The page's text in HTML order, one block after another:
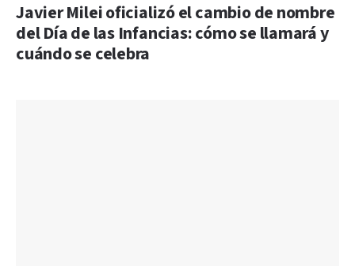
Javier Milei oficializó el cambio de nombre
del Día de las Infancias: cómo se llamará y
cuándo se celebra